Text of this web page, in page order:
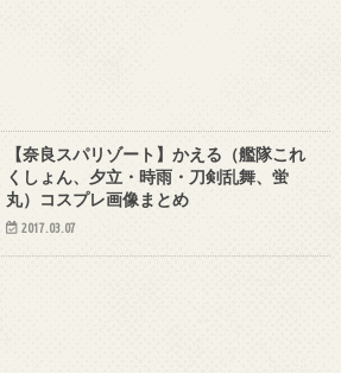
【奈良スパリゾート】かえる（艦隊これ
くしょん、夕立・時雨・刀剣乱舞、蛍
丸）コスプレ画像まとめ
2017.03.07